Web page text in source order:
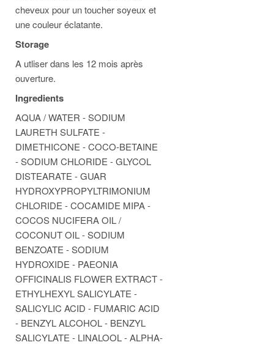
cheveux pour un toucher soyeux et
une couleur éclatante.
Storage
A utliser dans les 12 mois après
ouverture.
Ingredients
AQUA / WATER - SODIUM
LAURETH SULFATE -
DIMETHICONE - COCO-BETAINE
- SODIUM CHLORIDE - GLYCOL
DISTEARATE - GUAR
HYDROXYPROPYLTRIMONIUM
CHLORIDE - COCAMIDE MIPA -
COCOS NUCIFERA OIL /
COCONUT OIL - SODIUM
BENZOATE - SODIUM
HYDROXIDE - PAEONIA
OFFICINALIS FLOWER EXTRACT -
ETHYLHEXYL SALICYLATE -
SALICYLIC ACID - FUMARIC ACID
- BENZYL ALCOHOL - BENZYL
SALICYLATE - LINALOOL - ALPHA-